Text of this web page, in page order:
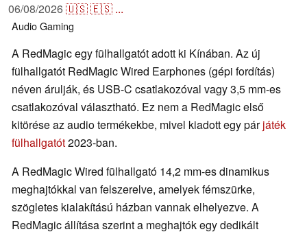
06/08/2026🇺🇸🇪🇸 ...
AudioGaming
A RedMagic egy fülhallgatót adott ki Kínában. Az új
fülhallgatót RedMagic Wired Earphones (gépi fordítás)
néven árulják, és USB-C csatlakozóval vagy 3,5 mm-es
csatlakozóval választható. Ez nem a RedMagic első
kitörése az audio termékekbe, mivel kiadott egy párjáték
fülhallgatót2023-ban.
A RedMagic Wired fülhallgató 14,2 mm-es dinamikus
meghajtókkal van felszerelve, amelyek fémszürke,
szögletes kialakítású házban vannak elhelyezve. A
RedMagic állítása szerint a meghajtók egy dedikált